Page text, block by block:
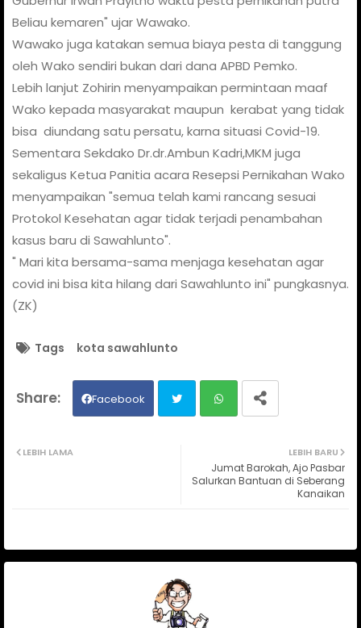
Beliau kemaren" ujar Wawako.
Wawako juga katakan semua biaya pesta di tanggung
oleh Wako sendiri bukan dari dana APBD Pemko.
Lebih lanjut Zohirin menyampaikan permintaan maaf
Wako kepada masyarakat maupun kerabat yang tidak
bisa diundang satu persatu, karna situasi Covid-19.
Sementara Sekdako Dr.dr.Ambun Kadri,MKM juga
sekaligus Ketua Panitia acara Resepsi Pernikahan Wako
menyampaikan "semua telah kami rancang sesuai
Protokol Kesehatan agar tidak terjadi penambahan
kasus baru di Sawahlunto".
" Mari kita bersama-sama menjaga kesehatan agar
covid ini bisa kita hilang dari Sawahlunto ini" pungkasnya.
(ZK)
Tags kota sawahlunto
Facebook
ats
LEBIH BARU
Jumat Barokah, Ajo Pasbar
Salurkan Bantuan di Seberang
Kanaikan
LEBIH LAMA